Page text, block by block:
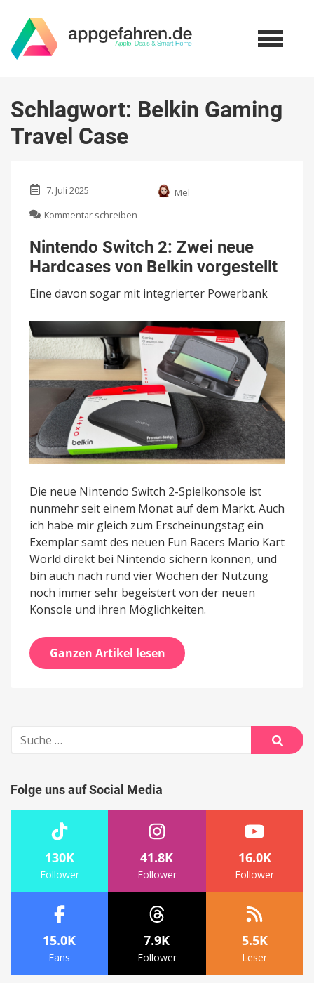
Schlagwort: Belkin Gaming
Travel Case
7. Juli 2025
Mel
Kommentar schreiben
Switch
2:
Zwei
Hardcases
Belkin
vorgestellt
Nintendo Switch 2: Zwei neue
Hardcases von Belkin vorgestellt
Eine davon sogar mit integrierter Powerbank
Die neue Nintendo Switch 2-Spielkonsole ist
nunmehr seit einem Monat auf dem Markt. Auch
ich habe mir gleich zum Erscheinungstag ein
Exemplar samt des neuen Fun Racers Mario Kart
World direkt bei Nintendo sichern können, und
bin auch nach rund vier Wochen der Nutzung
noch immer sehr begeistert von der neuen
Konsole und ihren Möglichkeiten.
Ganzen Artikel lesen
Suche
nach:
Suche
Folge uns auf Social Media
130K
Follower
41.8K
Follower
16.0K
Follower
15.0K
Fans
7.9K
Follower
5.5K
Leser